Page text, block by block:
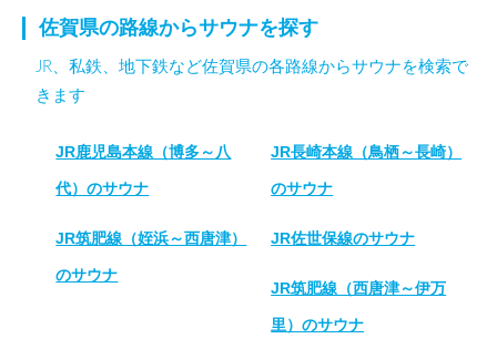
佐賀県の路線からサウナを探す
JR、私鉄、地下鉄など佐賀県の各路線からサウナを検索で
きます
JR鹿児島本線（博多～八
代）のサウナ
JR長崎本線（鳥栖～長崎）
のサウナ
JR筑肥線（姪浜～西唐津）
のサウナ
JR佐世保線のサウナ
JR筑肥線（西唐津～伊万
里）のサウナ